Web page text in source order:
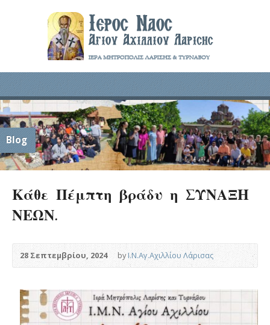
Blog
Κάθε Πέμπτη βράδυ η ΣΥΝΑΞΗ
ΝΕΩΝ.
28 Σεπτεμβρίου, 2024 byΙ.Ν.Αγ.Αχιλλίου Λάρισας